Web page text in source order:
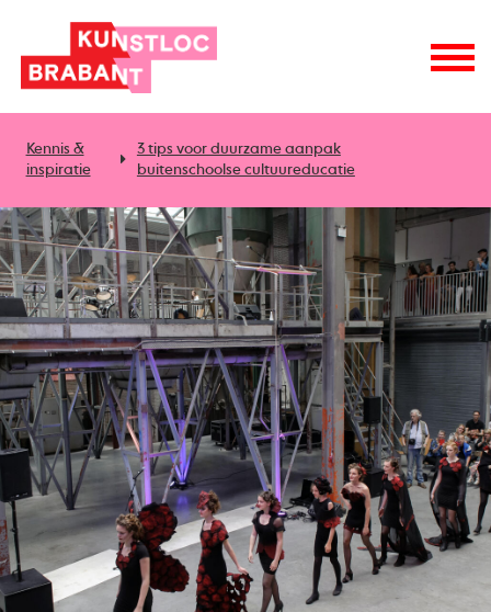
Kennis &
inspiratie
3 tips voor duurzame aanpak
buitenschoolse cultuureducatie